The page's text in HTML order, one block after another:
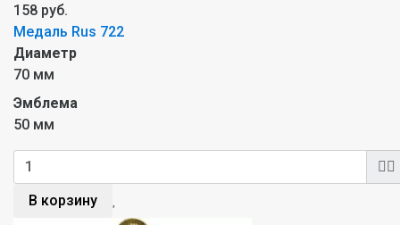
158 руб.
Медаль Rus 722
Диаметр
70 мм
Эмблема
50 мм
В корзину